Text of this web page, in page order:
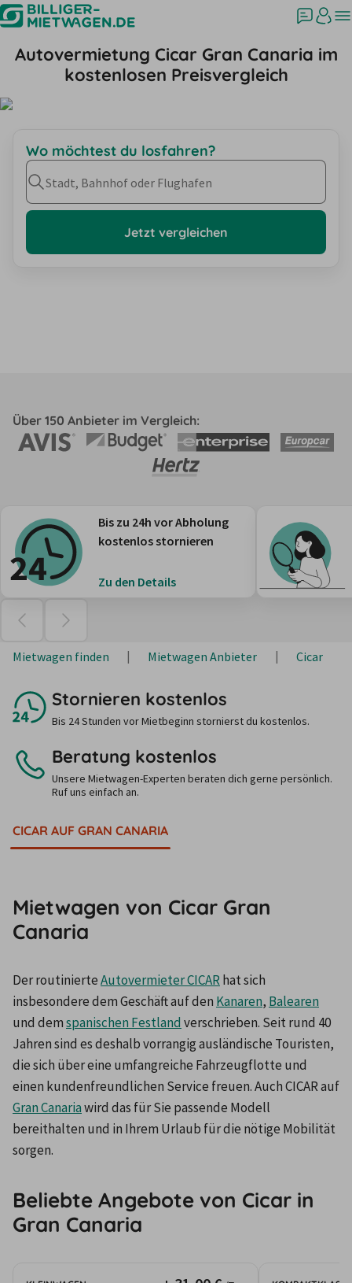
Autovermietung Cicar Gran Canaria im
kostenlosen Preisvergleich
Wo möchtest du losfahren?
Stadt, Bahnhof oder Flughafen
Jetzt vergleichen
Über 150 Anbieter im Vergleich:
Bis zu 24h vor Abholung
kostenlos stornieren
Zu den Details
Mietwagen finden Mietwagen Anbieter Cicar
Stornieren kostenlos
Bis 24 Stunden vor Mietbeginn stornierst du kostenlos.
Beratung kostenlos
Unsere Mietwagen-Experten beraten dich gerne persönlich.
Ruf uns einfach an.
CICAR AUF GRAN CANARIA
Mietwagen von Cicar Gran
Canaria
Der routinierte Autovermieter CICAR hat sich
insbesondere dem Geschäft auf den Kanaren, Balearen
und dem spanischen Festland verschrieben. Seit rund 40
Jahren sind es deshalb vorrangig ausländische Touristen,
die sich über eine umfangreiche Fahrzeugflotte und
Gran Canaria wird das für Sie passende Modell
bereithalten und in Ihrem Urlaub für die nötige Mobilität
sorgen.
Beliebte Angebote von Cicar in
Gran Canaria